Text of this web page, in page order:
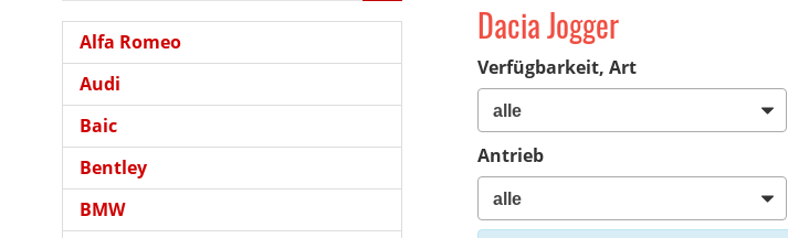
Dacia Jogger
Verfügbarkeit, Art
Antrieb
Alfa Romeo
Audi
Baic
Bentley
BMW